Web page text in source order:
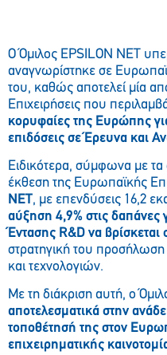
O Όμιλος EPSILON NET
αναγνωρίστηκε σε
του, καθώς αποτελεί μία
Επιχειρήσεις που
κορυφαίες της Ευρώπης
επιδόσεις σε Έρευνα και
Ειδικότερα, σύμφωνα με
έκθεση της Ευρωπαϊκής
NET, με επενδύσεις 16,2
αύξηση 4,9% στις δαπάνες
Έντασης R&D να βρίσκεται
στρατηγική του
και τεχνολογιών.
Με τη διάκριση αυτή, ο
αποτελεσματικά στην
τοποθέτησή της στον
επιχειρηματικής